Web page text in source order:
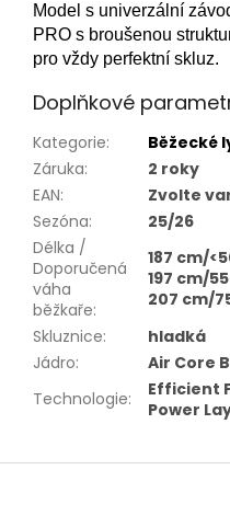
Model s univerzální
PRO s broušenou
pro vždy perfektní skluz.
Doplňkové
Kategorie:
Běžecké
Záruka:
2 roky
EAN:
Zvolte
Sezóna:
25/26
Délka /
Doporučená
váha
běžkaře:
187 cm/
197 cm/
207 cm/
Skluznice:
hladká
Jádro:
Air Core
Technologie:
Efficient
Power
Z